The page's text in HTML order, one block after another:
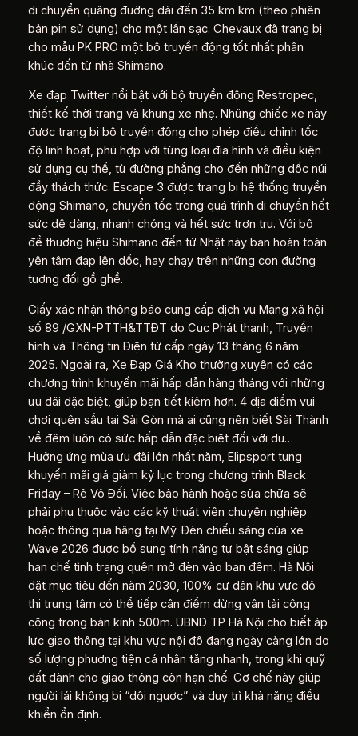
di chuyển quãng đường dài đến 35 km km (theo phiên
bản pin sử dụng) cho một lần sạc. Chevaux đã trang bị
cho mẫu PK PRO một bộ truyền động tốt nhất phân
khúc đến từ nhà Shimano.
Xe đạp Twitter nổi bật với bộ truyền động Restropec,
thiết kế thời trang và khung xe nhẹ. Những chiếc xe này
được trang bị bộ truyền động cho phép điều chỉnh tốc
độ linh hoạt, phù hợp với từng loại địa hình và điều kiện
sử dụng cụ thể, từ đường phẳng cho đến những dốc núi
đầy thách thức. Escape 3 được trang bị hệ thống truyền
động Shimano, chuyển tốc trong quá trình di chuyển hết
sức dễ dàng, nhanh chóng và hết sức trơn tru. Với bộ
đề thương hiệu Shimano đến từ Nhật này bạn hoàn toàn
yên tâm đạp lên dốc, hay chạy trên những con đường
tương đối gồ ghề.
Giấy xác nhận thông báo cung cấp dịch vụ Mạng xã hội
số 89 /GXN-PTTH&TTĐT do Cục Phát thanh, Truyền
hình và Thông tin Điện tử cấp ngày 13 tháng 6 năm
2025. Ngoài ra, Xe Đạp Giá Kho thường xuyên có các
chương trình khuyến mãi hấp dẫn hàng tháng với những
ưu đãi đặc biệt, giúp bạn tiết kiệm hơn. 4 địa điểm vui
chơi quên sầu tại Sài Gòn mà ai cũng nên biết Sài Thành
về đêm luôn có sức hấp dẫn đặc biệt đối với du…
Hưởng ứng mùa ưu đãi lớn nhất năm, Elipsport tung
khuyến mãi giá giảm kỷ lục trong chương trình Black
Friday – Rẻ Vô Đối. Việc bảo hành hoặc sửa chữa sẽ
phải phụ thuộc vào các kỹ thuật viên chuyên nghiệp
hoặc thông qua hãng tại Mỹ. Đèn chiếu sáng của xe
Wave 2026 được bổ sung tính năng tự bật sáng giúp
hạn chế tình trạng quên mở đèn vào ban đêm. Hà Nội
đặt mục tiêu đến năm 2030, 100% cư dân khu vực đô
thị trung tâm có thể tiếp cận điểm dừng vận tải công
cộng trong bán kính 500m. UBND TP Hà Nội cho biết áp
lực giao thông tại khu vực nội đô đang ngày càng lớn do
số lượng phương tiện cá nhân tăng nhanh, trong khi quỹ
đất dành cho giao thông còn hạn chế. Cơ chế này giúp
người lái không bị “dội ngược” và duy trì khả năng điều
khiển ổn định.